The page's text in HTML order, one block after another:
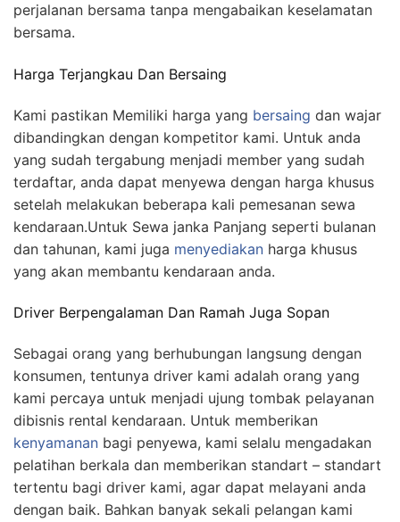
perjalanan bersama tanpa mengabaikan keselamatan
bersama.
Harga Terjangkau Dan Bersaing
Kami pastikan Memiliki harga yang bersaing dan wajar
dibandingkan dengan kompetitor kami. Untuk anda
yang sudah tergabung menjadi member yang sudah
terdaftar, anda dapat menyewa dengan harga khusus
setelah melakukan beberapa kali pemesanan sewa
kendaraan.Untuk Sewa janka Panjang seperti bulanan
dan tahunan, kami juga menyediakan harga khusus
yang akan membantu kendaraan anda.
Driver Berpengalaman Dan Ramah Juga Sopan
Sebagai orang yang berhubungan langsung dengan
konsumen, tentunya driver kami adalah orang yang
kami percaya untuk menjadi ujung tombak pelayanan
dibisnis rental kendaraan. Untuk memberikan
kenyamanan bagi penyewa, kami selalu mengadakan
pelatihan berkala dan memberikan standart – standart
tertentu bagi driver kami, agar dapat melayani anda
dengan baik. Bahkan banyak sekali pelangan kami